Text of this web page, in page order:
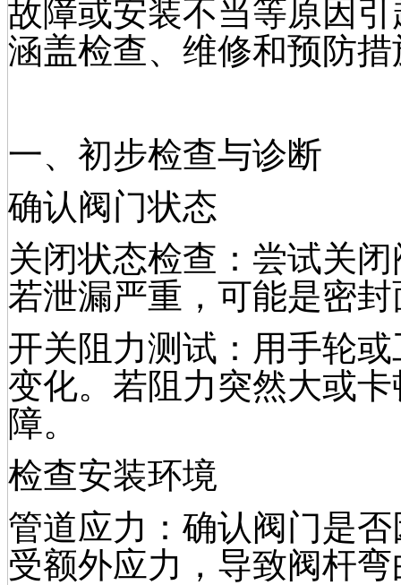
故障或安装不当等原因
涵盖检查、维修和预防措
一、初步检查与诊断
确认阀门状态
关闭状态检查：尝试关
若泄漏严重，可能是密
开关阻力测试：用手轮
变化。若阻力突然大或
障。
检查安装环境
管道应力：确认阀门是
受额外应力，导致阀杆